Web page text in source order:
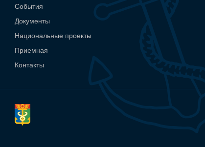
События
Документы
Национальные проекты
Приемная
Контакты